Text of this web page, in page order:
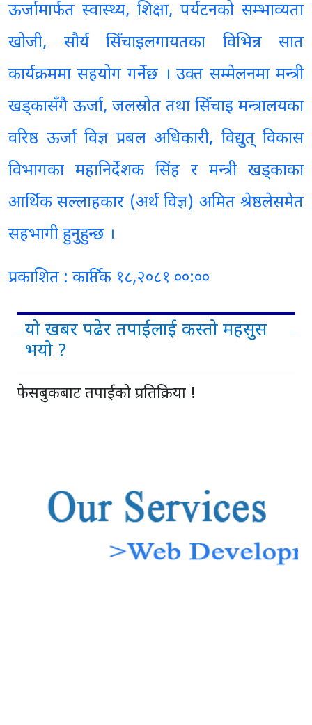
ऊर्जामार्फत स्वास्थ्य, शिक्षा, पर्यटनको सम्भाव्यता
खोजी, सौर्य सिँचाइलगायतका विभिन्न सात
कार्यक्रममा सहयोग गर्नेछ । उक्त सम्मेलनमा मन्त्री
खड्कासँगै ऊर्जा, जलस्रोत तथा सिँचाइ मन्त्रालयका
वरिष्ठ ऊर्जा विज्ञ प्रबल अधिकारी, विद्युत् विकास
विभागका महानिर्देशक सिंह र मन्त्री खड्काका
आर्थिक सल्लाहकार (अर्थ विज्ञ) अमित श्रेष्ठलेसमेत
सहभागी हुनुहुन्छ ।
प्रकाशित : कार्तिक १८,२०८१ ००:००
यो खबर पढेर तपाईलाई कस्तो महसुस
भयो ?
फेसबुकबाट तपाईको प्रतिक्रिया !